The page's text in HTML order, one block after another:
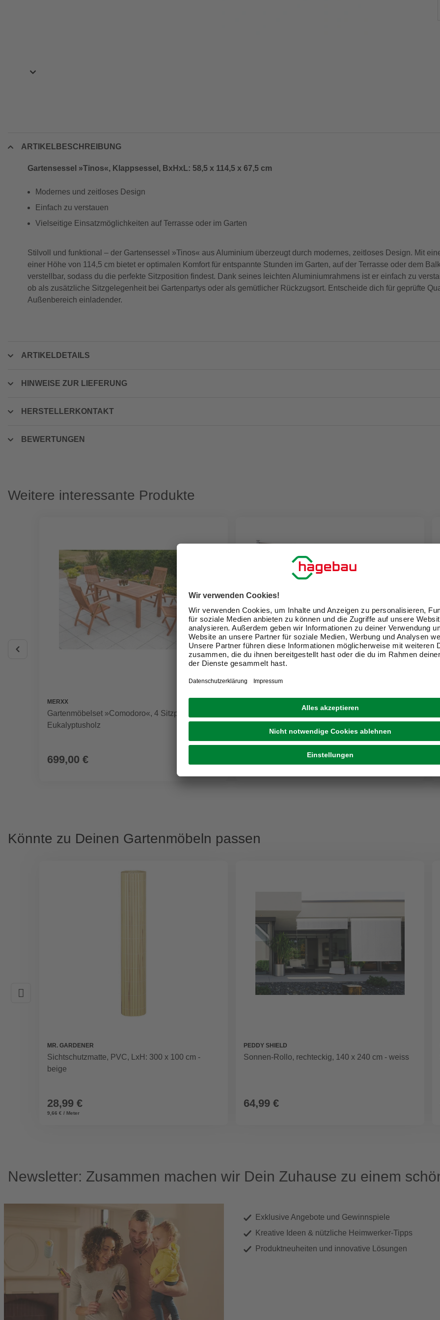
ARTIKELBESCHREIBUNG
Gartensessel »Tinos«, Klappsessel, BxHxL: 58,5 x 114,5 x 67,5 cm
Modernes und zeitloses Design
Einfach zu verstauen
Vielseitige Einsatzmöglichkeiten auf Terrasse oder im Garten
Stilvoll und funktional – der Gartensessel »Tinos« aus Aluminium überzeugt durch modernes, zeitloses Design. Mit
einer Höhe von 114,5 cm bietet er optimalen Komfort für entspannte Stunden im Garten, auf der Terrasse oder dem
verstellbar, sodass du die perfekte Sitzposition findest. Dank seines leichten Aluminiumrahmens ist er einfach zu
ob als zusätzliche Sitzgelegenheit bei Gartenpartys oder als gemütlicher Rückzugsort. Entscheide dich für geprüfte
Außenbereich einladender.
ARTIKELDETAILS
HINWEISE ZUR LIEFERUNG
HERSTELLERKONTAKT
BEWERTUNGEN
Weitere interessante Produkte
MERXX
Gartenmöbelset »Comodoro«, 4 Sitzplätze,
Eukalyptusholz
699,00 €
Klemmmarkise, BxT: 300 x 170 cm, taupe
Könnte zu Deinen Gartenmöbeln passen
MR. GARDENER
Sichtschutzmatte, PVC, LxH: 300 x 100 cm -
beige
28,99 €
9,66 € / Meter
PEDDY SHIELD
Sonnen-Rollo, rechteckig, 140 x 240 cm - weiss
64,99 €
Newsletter: Zusammen machen wir Dein Zuhause zu einem
Exklusive Angebote und Gewinnspiele
Kreative Ideen & nützliche Heimwerker-Tipps
Produktneuheiten und innovative Lösungen